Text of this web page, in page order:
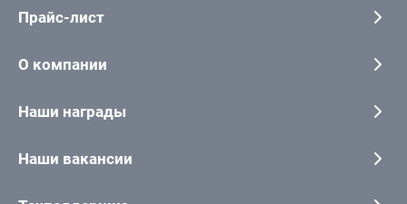
Прайс-лист
О компании
Наши награды
Наши вакансии